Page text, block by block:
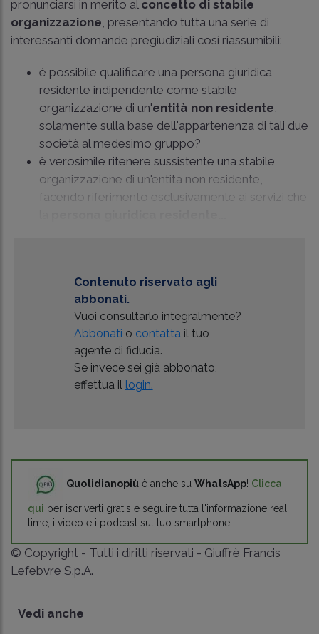
pronunciarsi in merito al concetto di stabile
organizzazione, presentando tutta una serie di
interessanti domande pregiudiziali così riassumibili:
è possibile qualificare una persona giuridica
residente indipendente come stabile
organizzazione di un'entità non residente,
solamente sulla base dell'appartenenza di tali due
società al medesimo gruppo?
è verosimile ritenere sussistente una stabile
organizzazione di un'entità non residente,
facendo riferimento esclusivamente ai servizi che
Contenuto riservato agli
abbonati.
Vuoi consultarlo integralmente?
Abbonati o contattail tuo
agente di fiducia.
Se invece sei già abbonato,
effettua il login.
Quotidianopiù è anche su WhatsApp! Clicca
qui per iscriverti gratis e seguire tutta l'informazione real
time, i video e i podcast sul tuo smartphone.
© Copyright - Tutti i diritti riservati - Giuffrè Francis
Lefebvre S.p.A.
Vedi anche